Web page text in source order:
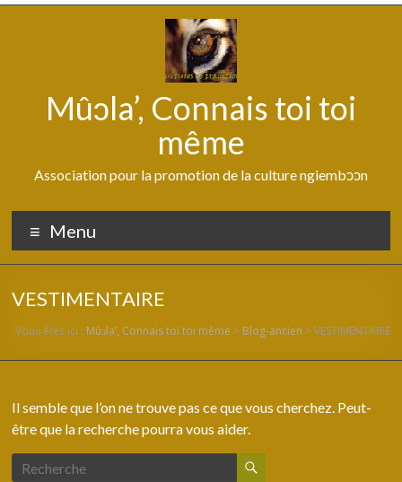
Mûↄla’, Connais toi toi
même
Association pour la promotion de la culture ngiembↄↄn
Menu
VESTIMENTAIRE
Vous êtes ici : Mûↄla’, Connais toi toi même > Blog-ancien >VESTIMENTAIRE
Il semble que l’on ne trouve pas ce que vous cherchez. Peut-
être que la recherche pourra vous aider.